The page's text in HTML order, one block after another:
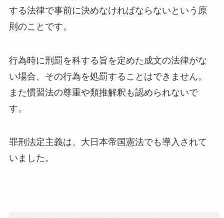
する法律で事前に決めなければならないという原
則のことです。
行為時に刑罰を科する旨を定めた成文の法律がな
い場合、その行為を処罰することはできません。
また慣習法の尊重や類推解釈も認められないで
す。
罪刑法定主義は、大日本帝国憲法でも導入されて
いました。